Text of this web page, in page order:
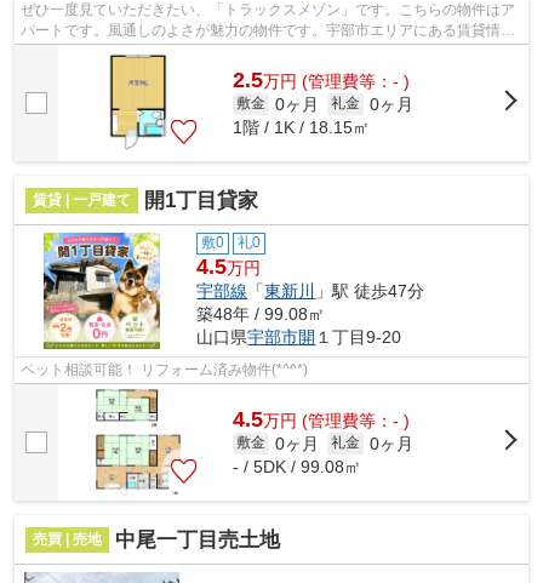
ぜひ一度見ていただきたい、「トラックスメゾン」です。こちらの物件はア
パートです。風通しのよさが魅力の物件です。宇部市エリアにある賃貸情報
のことなら、地域に密着した当社へお...
2.5万円 (管理費等：- )
敷金 0ヶ月 礼金 0ヶ月
1階 / 1K / 18.15㎡
賃貸 | 一戸建て 開1丁目貸家
敷0 礼0
4.5万円
宇部線 「東新川
」駅 徒歩47分
築48年 / 99.08㎡
山口県宇部市開 １丁目9-20
ペット相談可能！ リフォーム済み物件(*^^*)
4.5万円 (管理費等：- )
敷金 0ヶ月 礼金 0ヶ月
- / 5DK / 99.08㎡
売買 | 売地 中尾一丁目売土地